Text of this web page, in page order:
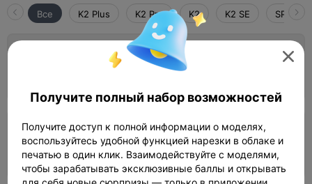
Все K2 Plus K2 Pro K2 K2 SE SPARKX
Слой 0,2 мм, 2 стенки, 15% заполнения
Исправлено, PLA, слой 0,2 мм, 2 стенки,
15% заполнения
 09h 26m  1 plates  418.53g

Получите полный набор возможностей
Получите доступ к полной информации о моделях,
воспользуйтесь удобной функцией нарезки в облаке и
печатью в один клик. Взаимодействуйте с моделями,
чтобы зарабатывать эксклюзивные баллы и открывать